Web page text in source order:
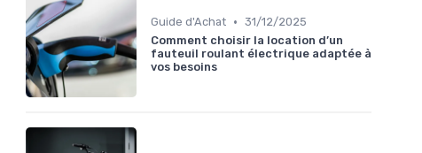
Guide d'Achat • 31/12/2025
Comment choisir la location d’un
fauteuil roulant électrique adaptée à
vos besoins